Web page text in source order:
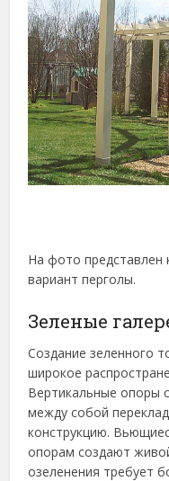
На фото представлен
вариант перголы.
Зеленые
Создание зеленного
широкое
Вертикальные опоры
между собой
конструкцию.
опорам создают
озеленения требует